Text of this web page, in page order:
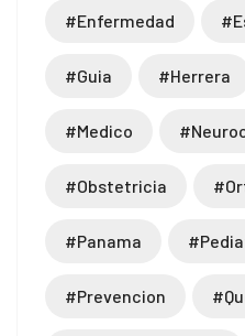
#enfermedad
#guia #herrera
#medico
#obstetricia
#panama
#prevencion